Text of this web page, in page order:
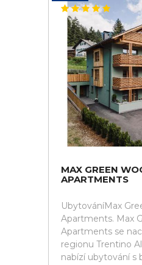
MAX GREEN
APARTMENTS
UbytováníMax
Apartments. Max
Apartments se
regionu Trentino
nabízí ubytování s